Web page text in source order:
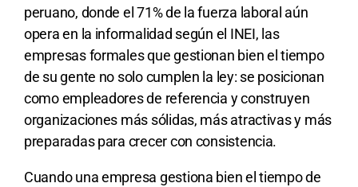
peruano, donde el 71% de la fuerza laboral aún
opera en la informalidad según el INEI, las
empresas formales que gestionan bien el tiempo
de su gente no solo cumplen la ley: se posicionan
como empleadores de referencia y construyen
organizaciones más sólidas, más atractivas y más
preparadas para crecer con consistencia.
Cuando una empresa gestiona bien el tiempo de